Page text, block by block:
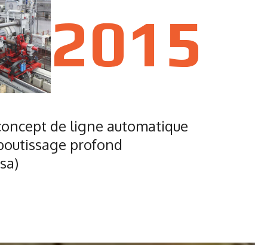
2015
de ligne automatique
profond